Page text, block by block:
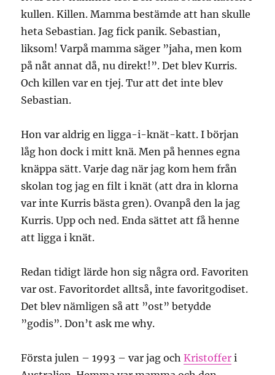
kullen. Killen. Mamma bestämde att han skulle
heta Sebastian. Jag fick panik. Sebastian,
liksom! Varpå mamma säger ”jaha, men kom
på nåt annat då, nu direkt!”. Det blev Kurris.
Och killen var en tjej. Tur att det inte blev
Sebastian.
Hon var aldrig en ligga-i-knät-katt. I början
låg hon dock i mitt knä. Men på hennes egna
knäppa sätt. Varje dag när jag kom hem från
skolan tog jag en filt i knät (att dra in klorna
var inte Kurris bästa gren). Ovanpå den la jag
Kurris. Upp och ned. Enda sättet att få henne
att ligga i knät.
Redan tidigt lärde hon sig några ord. Favoriten
var ost. Favoritordet alltså, inte favoritgodiset.
Det blev nämligen så att ”ost” betydde
”godis”. Don’t ask me why.
Första julen – 1993 – var jag ochKristoffer i